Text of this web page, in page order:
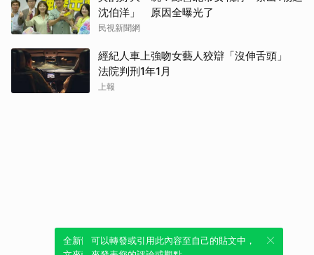
沈伯洋」 原因全曝光了
民視新聞網
經紀人車上強吻女藝人狡辯「沒伸舌頭」
法院判刑1年1月
上報
全新體驗！一鍵引用此內容，透過發布貼
可以轉發或引用此內容至自己的貼文中，